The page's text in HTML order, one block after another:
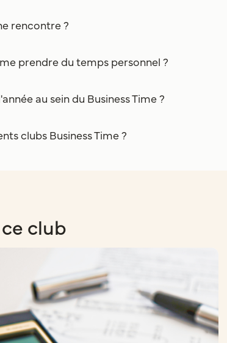
rencontre ?
prendre du temps personnel ?
au sein du Business Time ?
clubs Business Time ?
club